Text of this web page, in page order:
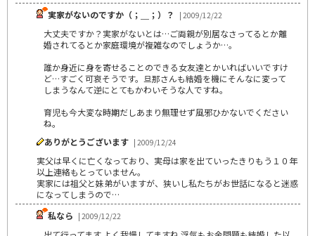
実家がないのですか（；＿；）？
| 2009/12/22
大丈夫ですか？実家がないとは…ご両親が別居なさってるとか離
婚されてるとか家庭環境が複雑なのでしょうか…。
誰か身近に身を寄せることのできる女友達とかいればいいですけ
ど…すごく可哀そうです。旦那さんも結婚を機にそんなに変って
しまうなんて逆にとてもかわいそうな人ですね。
育児も今大変な時期だしあまり無理せず風邪ひかないでください
ね。
ありがとうございます | 2009/12/24
実父は早くに亡くなっており、実母は家を出ていったきりもう１０年
以上連絡もとっていません。
実家には祖父と妹弟がいますが、狭いし私たちがお世話になると迷惑
になってしまうので…
私なら | 2009/12/22